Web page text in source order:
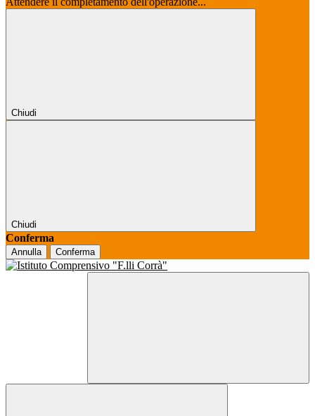
Chiudi
Chiudi
Conferma
Annulla Conferma